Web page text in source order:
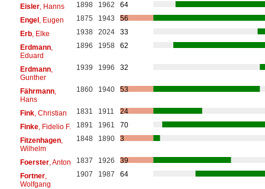
Eisler, Hanns 1898 1962
64
Engel, Eugen 1875 1943
56
Erb, Elke 1938 2024
33
Erdmann,
Eduard
1896 1958 62
Erdmann,
Gunther
1939 1996 32
Fährmann,
Hans
1860 1940 53
Fink, Christian 1831 1911
24
Finke, Fidelio F. 1891 1961
70
Fitzenhagen,
Wilhelm
1848 1890 3
Foerster, Anton 1837 1926
39
Fortner,
Wolfgang
1907 1987 64